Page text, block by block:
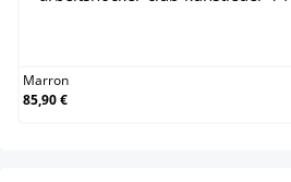
Marron
85,90 €